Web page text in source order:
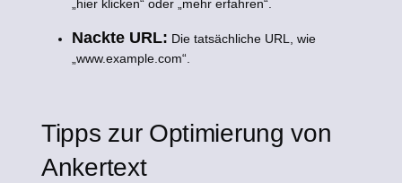
„hier klicken“ oder „mehr erfahren“.
Nackte URL: Die tatsächliche URL, wie
„www.example.com“.
Tipps zur Optimierung von
Ankertext